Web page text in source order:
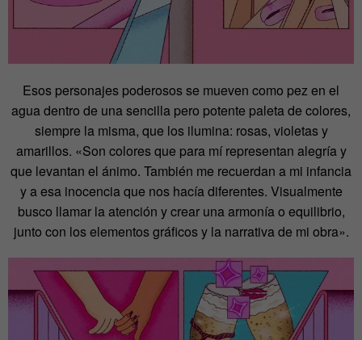
Esos personajes poderosos se mueven como pez en el
agua dentro de una sencilla pero potente paleta de colores,
siempre la misma, que los ilumina: rosas, violetas y
amarillos. «Son colores que para mí representan alegría y
que levantan el ánimo. También me recuerdan a mi infancia
y a esa inocencia que nos hacía diferentes. Visualmente
busco llamar la atención y crear una armonía o equilibrio,
junto con los elementos gráficos y la narrativa de mi obra».